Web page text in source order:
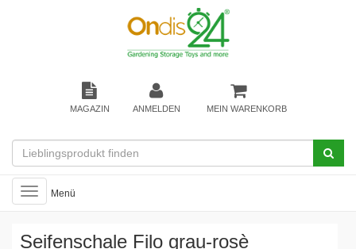
MAGAZIN ANMELDEN MEIN WARENKORB
Toggle
navigation
Menü
Seifenschale Filo grau-rosè